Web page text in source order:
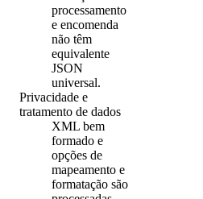
processamento
e encomenda
não têm
equivalente
JSON
universal.
Privacidade e
tratamento de dados
XML bem
formado e
opções de
mapeamento e
formatação são